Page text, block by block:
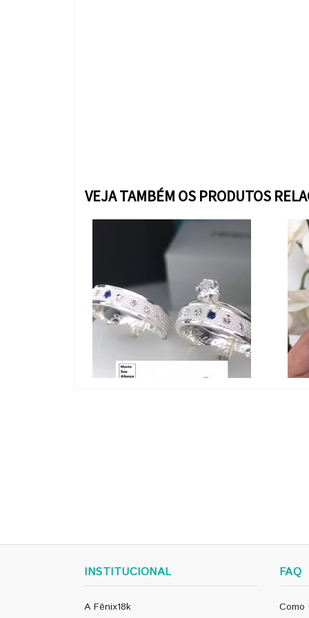
VEJA TAMBÉM OS PRODUTOS
INSTITUCIONAL
A Fênix18k
FAQ
Como